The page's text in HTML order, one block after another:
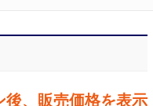
後、販売価格を表示